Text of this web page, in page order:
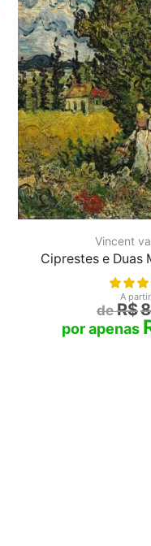
Vincent
Ciprestes e Duas
A
R$